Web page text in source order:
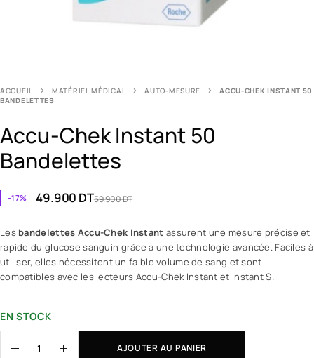
ACCUEIL MATÉRIEL MÉDICAL AUTO-MESURE
ACCU-CHEK INSTANT 50
BANDELETTES
Accu-Chek Instant 50
Bandelettes
-17% 59.900DT
49.900 DT
Les bandelettes Accu-Chek Instant assurent une mesure précise et
rapide du glucose sanguin grâce à une technologie avancée. Faciles à
utiliser, elles nécessitent un faible volume de sang et sont
compatibles avec les lecteurs Accu-Chek Instant et Instant S.
EN STOCK
AJOUTER AU PANIER